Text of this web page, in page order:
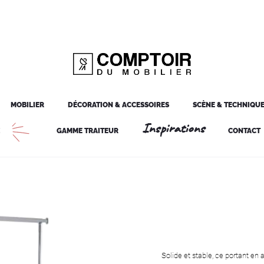
MOBILIER DÉCORATION & ACCESSOIRES SCÈNE & TECHNIQUE
GAMME TRAITEUR Inspirations CONTACT
Solide et stable, ce portant en